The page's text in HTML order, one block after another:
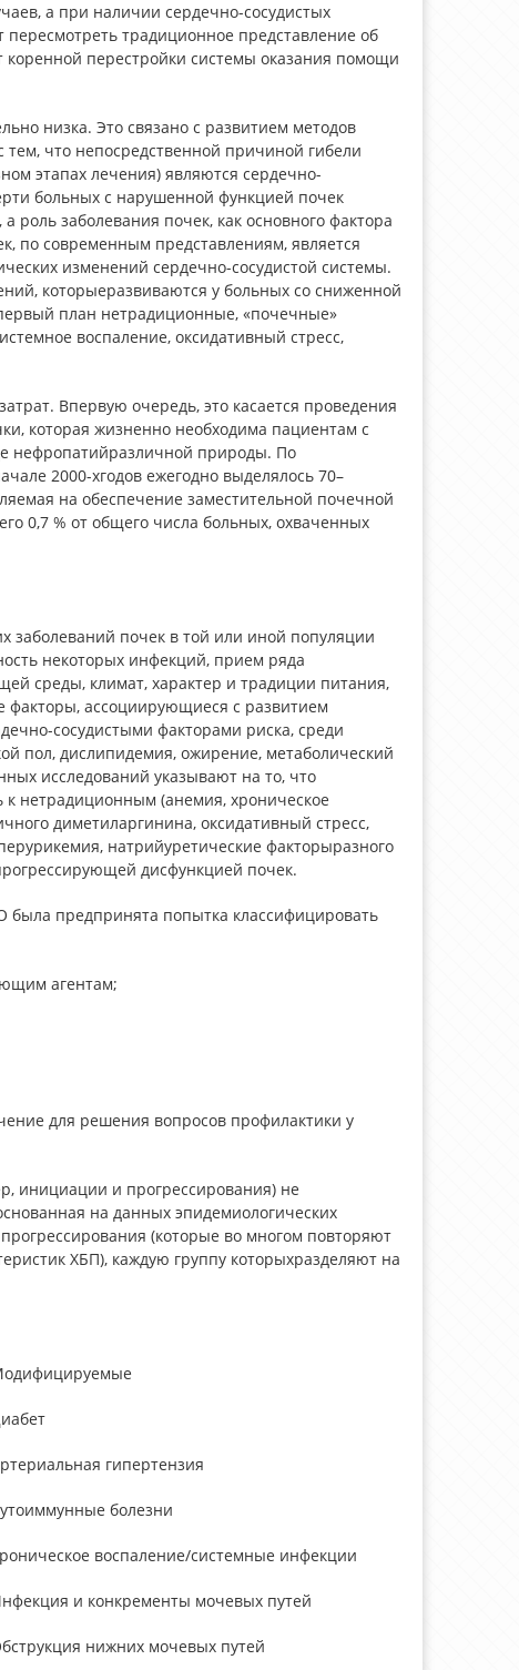
а при наличии сердечно-сосудистых
пересмотреть традиционное представление об
коренной перестройки системы оказания помощи
низка. Это связано с развитием методов
что непосредственной причиной гибели
этапах лечения) являются сердечно-
больных с нарушенной функцией почек
заболевания почек, как основного фактора
по современным представлениям, является
изменений сердечно-сосудистой системы.
которыеразвиваются у больных со сниженной
план нетрадиционные, «почечные»
воспаление, оксидативный стресс,
Впервую очередь, это касается проведения
которая жизненно необходима пациентам с
нефропатийразличной природы. По
2000-хгодов ежегодно выделялось 70–
на обеспечение заместительной почечной
0,7 % от общего числа больных, охваченных
заболеваний почек в той или иной популяции
некоторых инфекций, прием ряда
среды, климат, характер и традиции питания,
факторы, ассоциирующиеся с развитием
сосудистыми факторами риска, среди
пол, дислипидемия, ожирение, метаболический
исследований указывают на то, что
к нетрадиционным (анемия, хроническое
диметиларгинина, оксидативный стресс,
натрийуретические факторыразного
дисфункцией почек.
была предпринята попытка классифицировать
агентам;
для решения вопросов профилактики у
инициации и прогрессирования) не
на данных эпидемиологических
(которые во многом повторяют
ХБП), каждую группу которыхразделяют на
гипертензия
болезни
воспаление/системные инфекции
и конкременты мочевых путей
нижних мочевых путей